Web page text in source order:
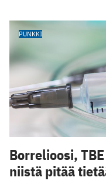
PUNKKI
Borrelioosi,
niistä pitää